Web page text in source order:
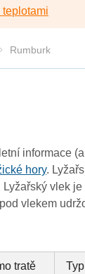
Rumburk
informace
hory.
Lyžařský vlek
vlekem
tratě